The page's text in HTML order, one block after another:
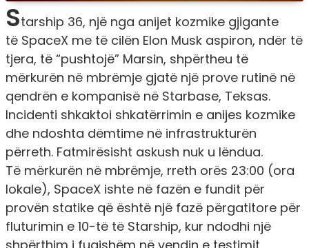
Starship 36, një nga anijet kozmike gjigante
të SpaceX me të cilën Elon Musk aspiron, ndër të
tjera, të “pushtojë” Marsin, shpërtheu të
mërkurën në mbrëmje gjatë një prove rutinë në
qendrën e kompanisë në Starbase, Teksas.
Incidenti shkaktoi shkatërrimin e anijes kozmike
dhe ndoshta dëmtime në infrastrukturën
përreth. Fatmirësisht askush nuk u lëndua.
Të mërkurën në mbrëmje, rreth orës 23:00 (ora
lokale), SpaceX ishte në fazën e fundit për
provën statike që është një fazë përgatitore për
fluturimin e 10-të të Starship, kur ndodhi një